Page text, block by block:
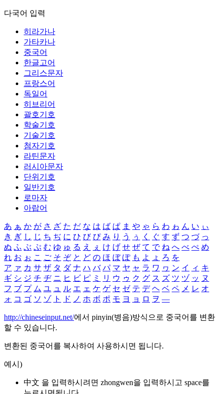
다국어 입력
히라가나
가타카나
중국어
한글고어
그리스문자
프랑스어
독일어
히브리어
괄호기호
학술기호
기술기호
첨자기호
라틴문자
러시아문자
단위기호
일반기호
로마자
아랍어
あ ぁ か が さ ざ た だ な は ば ぱ ま や ゃ ら わ ゎ ん い ぃ
き ぎ し じ ち ぢ に ひ び ぴ み り う ぅ く ぐ す ず つ づ っ
ぬ ふ ぶ ぷ む ゆ ゅ る え ぇ け げ せ ぜ て で ね へ べ ぺ め
れ お ぉ こ ご そ ぞ と ど の ほ ぼ ぽ も よ ょ ろ を
ア ァ カ サ ザ タ ダ ナ ハ バ パ マ ヤ ャ ラ ワ ヮ ン イ ィ キ
ギ シ ジ チ ヂ ニ ヒ ビ ピ ミ リ ウ ゥ ク グ ス ズ ツ ヅ ッ ヌ
フ ブ プ ム ユ ュ ル エ ェ ケ ゲ セ ゼ テ デ ヘ ベ ペ メ レ オ
ォ コ ゴ ソ ゾ ト ド ノ ホ ボ ポ モ ヨ ョ ロ ヲ ―
http://chineseinput.net/에서 pinyin(병음)방식으로 중국어를 변환
할 수 있습니다.
변환된 중국어를 복사하여 사용하시면 됩니다.
예시)
中文 을 입력하시려면 zhongwen을 입력하시고 space를